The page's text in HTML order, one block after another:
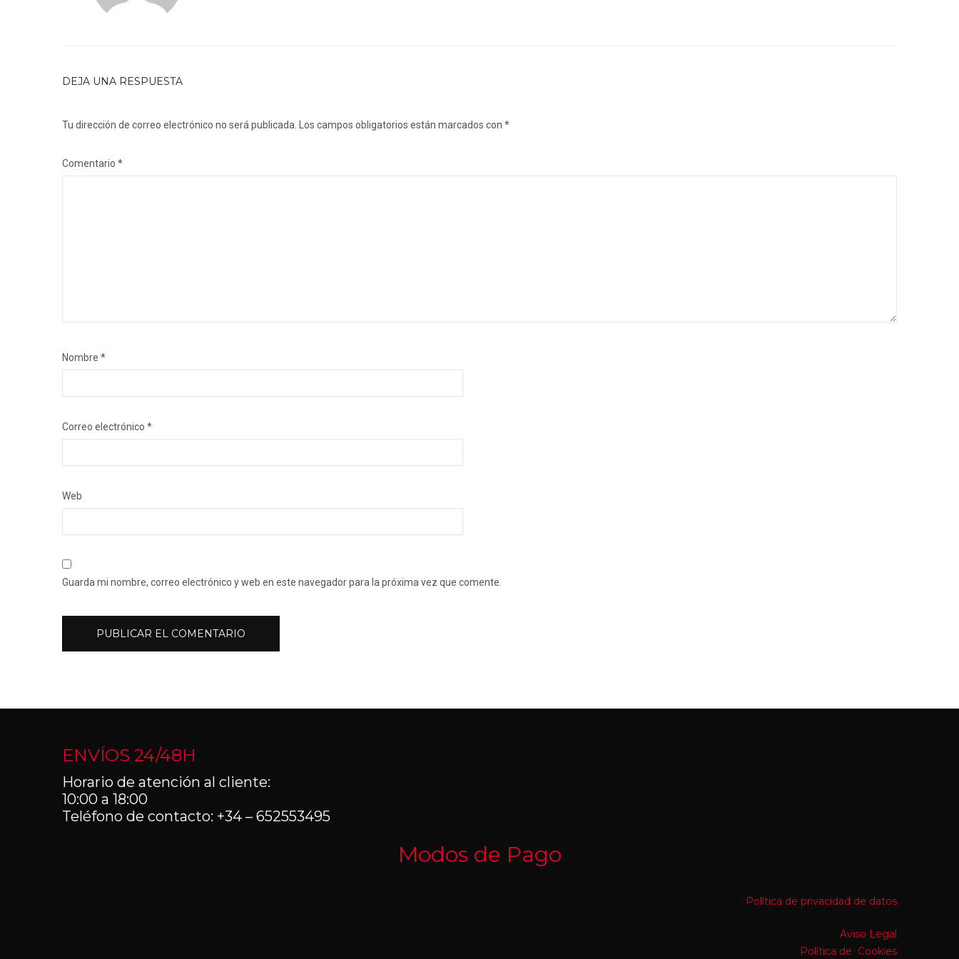
DEJA UNA RESPUESTA
Tu dirección de correo electrónico no será publicada. Los campos obligatorios están marcados con *
Comentario *
Nombre *
Correo electrónico *
Web
Guarda mi nombre, correo electrónico y web en este navegador para la próxima vez que comente.
ENVÍOS 24/48H
Horario de atención al cliente:
10:00 a 18:00
Teléfono de contacto: +34 – 652553495
Modos de Pago
Política de privacidad de datos
Aviso Legal
Política de Cookies